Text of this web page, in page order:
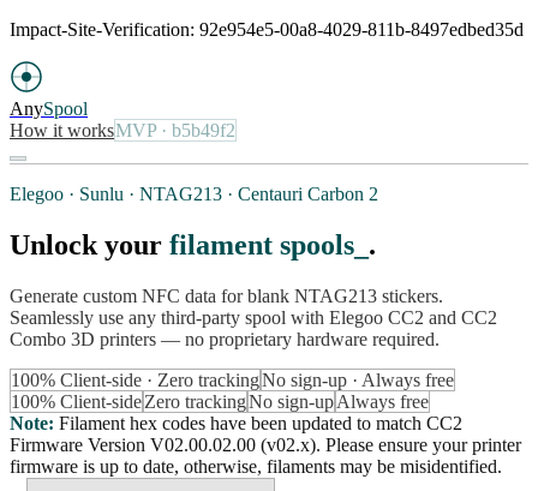
Impact-Site-Verification: 92e954e5-00a8-4029-811b-8497edbed35d
AnySpool
How it worksMVP· b5b49f2
Elegoo · Sunlu · NTAG213 · Centauri Carbon 2
Unlock your filament spools .
Generate custom NFC data for blank NTAG213 stickers.
Seamlessly use any third-party spool with Elegoo CC2 and CC2
Combo 3D printers — no proprietary hardware required.
100% Client-side · Zero trackingNo sign-up · Always free
100% Client-sideZero trackingNo sign-upAlways free
Note: Filament hex codes have been updated to match CC2
Firmware Version V02.00.02.00 (v02.x). Please ensure your printer
firmware is up to date, otherwise, filaments may be misidentified.